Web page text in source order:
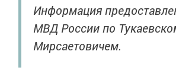
Информация
МВД России по
Мирсаетовичем.